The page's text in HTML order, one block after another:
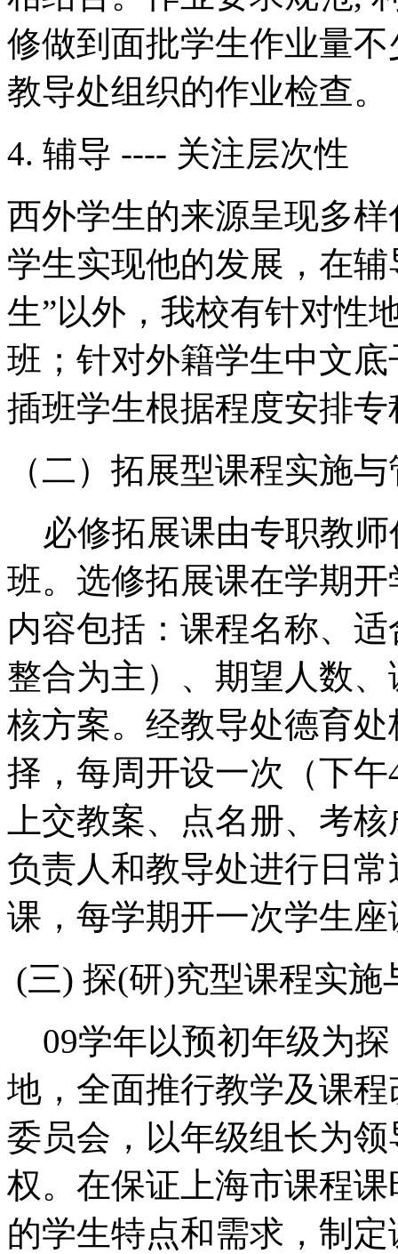
修做到面批学生作业量
教导处组织的作业检查。
4. 辅导 ---- 关注层次性
西外学生的来源呈现多
学生实现他的发展，在
生”以外，我校有针对性
班；针对外籍学生中文
插班学生根据程度安排
（二）拓展型课程实施
必修拓展课由专职教师
班。选修拓展课在学期
内容包括：课程名称、
整合为主）、期望人数
核方案。经教导处德育
择，每周开设一次（下
上交教案、点名册、考
负责人和教导处进行日
课，每学期开一次学生座
(三) 探(研)究型课程实施
09学年以预初年级为
地，全面推行教学及课
委员会，以年级组长为
权。在保证上海市课程
的学生特点和需求，制